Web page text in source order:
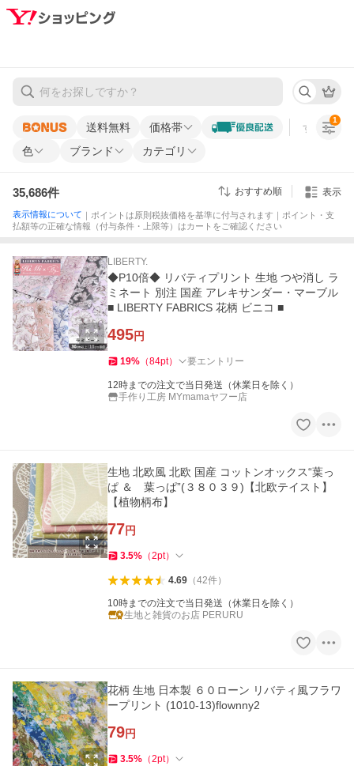
送料無料 価格帯 すべての条
色 ブランド カテゴリ
1
35,686件 おすすめ順 表示
表示情報について ｜ポイントは原則税抜価格を基準に付与されます｜ポイント・支
払額等の正確な情報（付与条件・上限等）はカートをご確認ください
LIBERTY.
◆P10倍◆ リバティプリント 生地 つや消し ラ
ミネート 別注 国産 アレキサンダー・マーブル
■ LIBERTY FABRICS 花柄 ビニコ ■
495円
19% （84pt） 要エントリー
12時までの注文で当日発送（休業日を除く）
手作り工房 MYmamaヤフー店
生地 北欧風 北欧 国産 コットンオックス“葉っ
ぱ ＆ 葉っぱ”(３８０３９)【北欧テイスト】
【植物柄布】
77円
3.5% （2pt）
4.69（42件）
10時までの注文で当日発送（休業日を除く）
生地と雑貨のお店 PERURU
花柄 生地 日本製 ６０ローン リバティ風フラワ
ープリント (1010-13)flownny2
79円
3.5% （2pt）